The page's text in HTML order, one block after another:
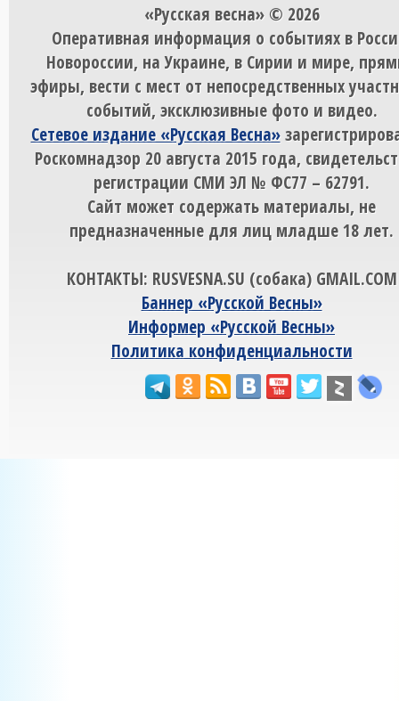
«Русская весна» © 2026
Оперативная информация о событиях в
Новороссии, на Украине, в Сирии и мире,
эфиры, вести с мест от непосредственных
событий, эксклюзивные фото и видео.
Сетевое издание «Русская Весна»
Роскомнадзор 20 августа 2015 года,
регистрации СМИ ЭЛ № ФС77 – 62791.
Сайт может содержать материалы, не
предназначенные для лиц младше 18 лет.
КОНТАКТЫ: RUSVESNA.SU (собака) GMAIL.COM
Баннер «Русской Весны»
Информер «Русской Весны»
Политика конфиденциальности